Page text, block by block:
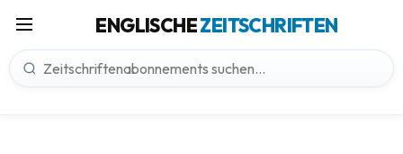
ENGLISCHEZEITSCHRIFTEN